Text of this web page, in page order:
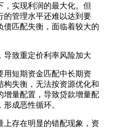
，实现利润的最大化。但
的管理水平还难以达到要
债匹配失衡，面临着较大的
致重定价利率风险加大
短期资金匹配中长期资
构失衡，无法按资源优化和
增量配置，导致贷款增量配
成恶性循环。
存在明显的错配现象，资